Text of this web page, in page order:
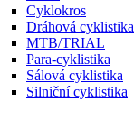
Cyklokros
Dráhová cyklistika
MTB/TRIAL
Para-cyklistika
Sálová cyklistika
Silniční cyklistika